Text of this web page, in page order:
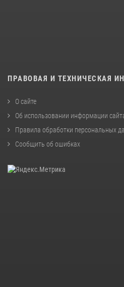
ПРАВОВАЯ И ТЕХНИЧЕСКАЯ
О сайте
Об использовании информации
Правила обработки персональных
Сообщить об ошибках